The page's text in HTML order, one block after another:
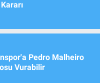
Pedro Malheiro
Vurabilir